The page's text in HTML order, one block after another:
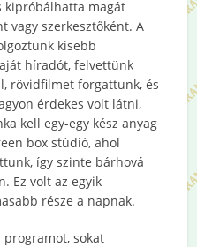
kipróbálhatta magát
vagy szerkesztőként. A
kisebb
híradót, felvettünk
rövidfilmet forgattunk, és
érdekes volt látni,
kell egy-egy kész anyag
box stúdió, ahol
így szinte bárhová
Ez volt az egyik
része a napnak.
programot, sokat